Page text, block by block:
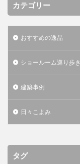
カテゴリー
おすすめの逸品
ショールーム巡り歩き
建築事例
日々こよみ
タグ